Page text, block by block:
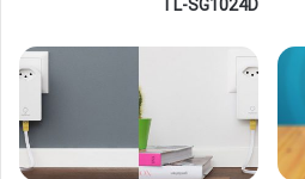
TL-SG1024D